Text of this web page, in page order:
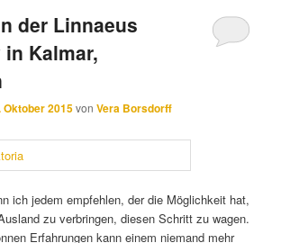
der Linnaeus
Kalmar,
Oktober 2015vonVera Borsdorff
ich jedem empfehlen, der die Möglichkeit hat,
zu verbringen, diesen Schritt zu wagen.
Erfahrungen kann einem niemand mehr